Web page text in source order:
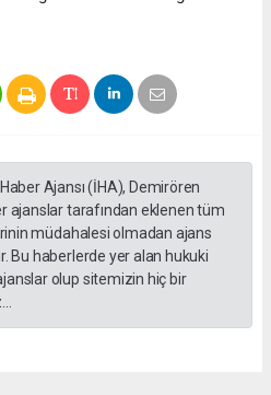
Ajansı (İHA), Demirören
ajanslar tarafından eklenen tüm
müdahalesi olmadan ajans
Bu haberlerde yer alan hukuki
olup sitemizin hiç bir